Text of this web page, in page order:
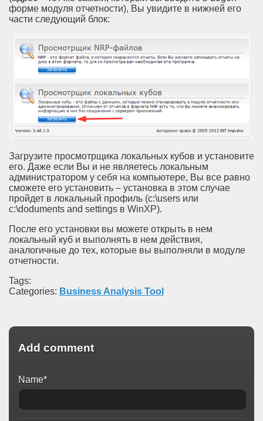
форме модуля отчетности), Вы увидите в нижней его
части следующий блок:
Загрузите просмотрщика локальных кубов и установите
его. Даже если Вы и не являетесь локальным
администратором у себя на компьютере, Вы все равно
сможете его установить – установка в этом случае
пройдет в локальный профиль (c:\users или
c:\doduments and settings в WinXP).
После его установки вы можете открыть в нем
локальный куб и выполнять в нем действия,
аналогичные до тех, которые вы выполняли в модуле
отчетности.
Tags:
Categories: Business Analysis Tool
Add comment
Name*